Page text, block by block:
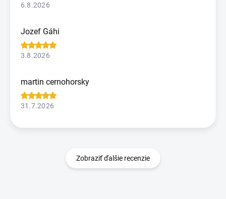
6.8.2026
Jozef Gáhi
3.8.2026
martin cernohorsky
31.7.2026
Zobraziť ďalšie recenzie